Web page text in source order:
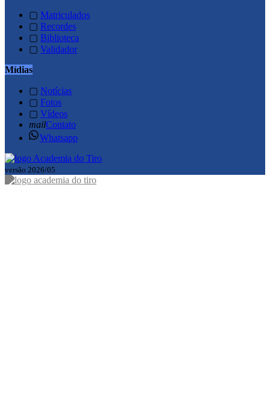
▢ Matriculados
▢ Recordes
▢ Biblioteca
▢ Validador
Mídias
▢ Notícias
▢ Fotos
▢ Vídeos
mailContato
Whatsapp
versão 2026/05